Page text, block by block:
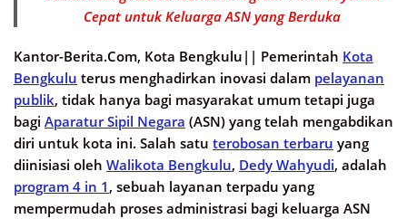
Cepat untuk Keluarga ASN yang Berduka
Kantor-Berita.Com, Kota Bengkulu|| Pemerintah Kota
Bengkulu terus menghadirkan inovasi dalam pelayanan
publik, tidak hanya bagi masyarakat umum tetapi juga
bagi Aparatur Sipil Negara (ASN) yang telah mengabdikan
diri untuk kota ini. Salah satu terobosan terbaru yang
diinisiasi oleh Walikota Bengkulu, Dedy Wahyudi, adalah
program 4 in 1 , sebuah layanan terpadu yang
mempermudah proses administrasi bagi keluarga ASN